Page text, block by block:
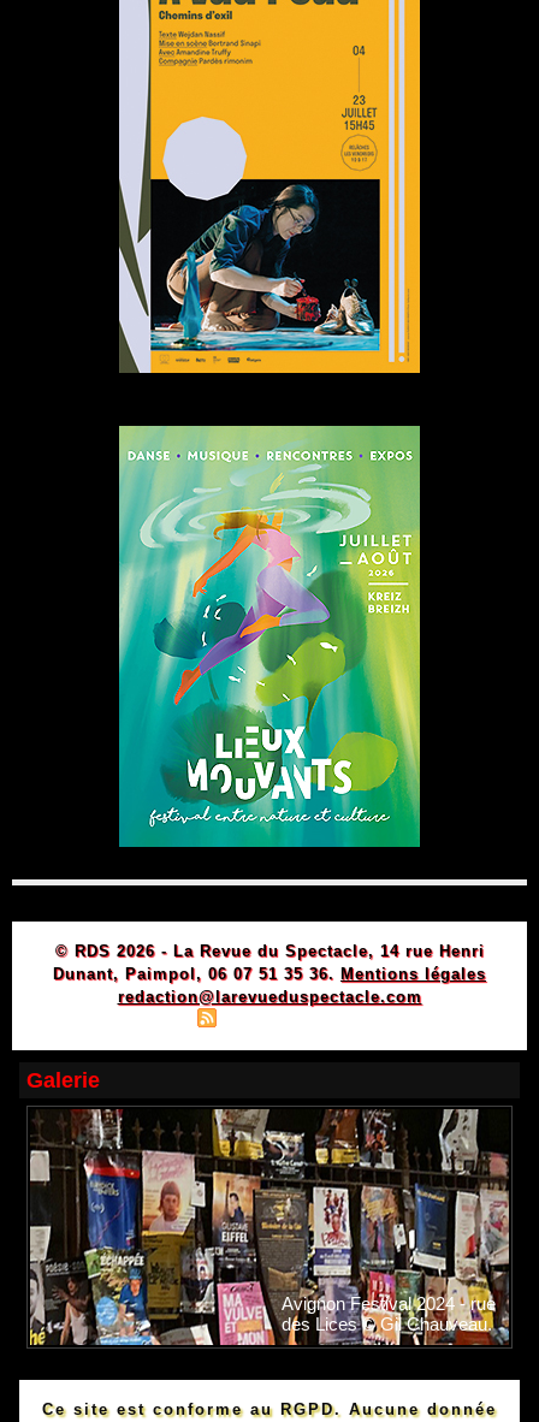
© RDS 2026 - La Revue du Spectacle, 14 rue Henri
Dunant, Paimpol, 06 07 51 35 36. Mentions légales
redaction@larevueduspectacle.com
Galerie
Avignon Festival 2024 - rue
des Lices © Gil Chauveau.
Ce site est conforme au RGPD. Aucune donnée